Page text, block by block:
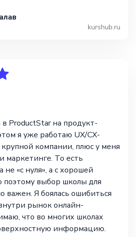
kurshub.ru
в ProductStar на продукт-
я уже работаю UX/CX-
крупной компании, плюс у меня
маркетинге. То есть
«с нуля», а с хорошей
выбор школы для
важен. Я боялась ошибиться
рынок онлайн-
что во многих школах
информацию.